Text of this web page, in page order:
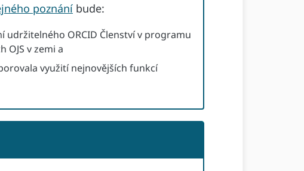
poznání bude:
ORCID Členství v programu
OJS v zemi a
využití nejnovějších funkcí